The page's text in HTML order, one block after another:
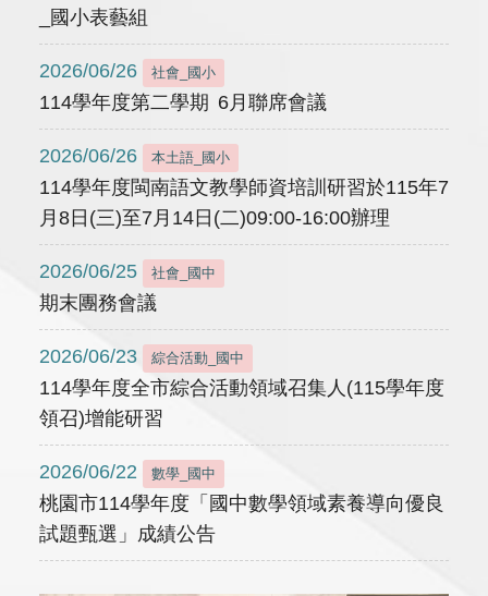
_國小表藝組
2026/06/26 社會_國小
114學年度第二學期 6月聯席會議
2026/06/26 本土語_國小
114學年度閩南語文教學師資培訓研習於115年7
月8日(三)至7月14日(二)09:00-16:00辦理
2026/06/25 社會_國中
期末團務會議
2026/06/23 綜合活動_國中
114學年度全市綜合活動領域召集人(115學年度
領召)增能研習
2026/06/22 數學_國中
桃園市114學年度「國中數學領域素養導向優良
試題甄選」成績公告